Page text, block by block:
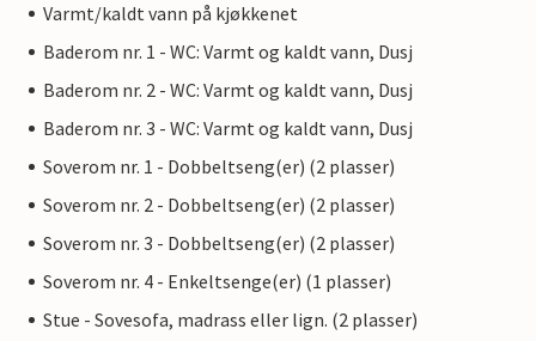
Varmt/kaldt vann på kjøkkenet
Baderom nr. 1 - WC: Varmt og kaldt vann, Dusj
Baderom nr. 2 - WC: Varmt og kaldt vann, Dusj
Baderom nr. 3 - WC: Varmt og kaldt vann, Dusj
Soverom nr. 1 - Dobbeltseng(er) (2 plasser)
Soverom nr. 2 - Dobbeltseng(er) (2 plasser)
Soverom nr. 3 - Dobbeltseng(er) (2 plasser)
Soverom nr. 4 - Enkeltsenge(er) (1 plasser)
Stue - Sovesofa, madrass eller lign. (2 plasser)